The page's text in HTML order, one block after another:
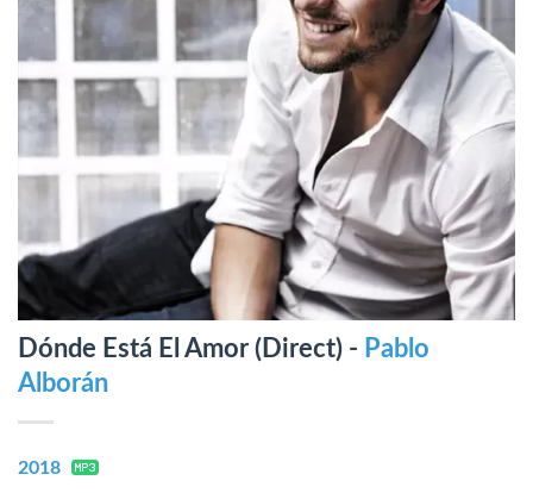
Dónde Está El Amor (Direct) - Pablo
Alborán
2018